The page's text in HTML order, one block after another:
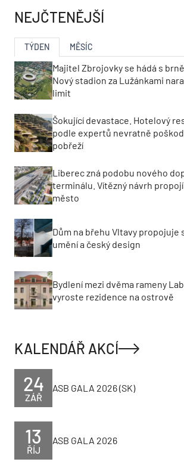
NEJČTENĚJŠÍ
TÝDEN MĚSÍC
Majitel Zbrojovky se hádá s
Nový stadion za Lužánkami
limit
Šokující devastace. Hotelový
podle expertů nevratně
pobřeží
Liberec zná podobu nového
terminálu. Vítězný návrh
město
Dům na břehu Vltavy propojuje
umění a český design
Bydlení mezi dvěma rameny
vyroste rezidence na ostrově
KALENDÁŘ AKCÍ
ZÁŘ
24 ASB GALA 2026 (SK)
ŘÍJ
13 ASB GALA 2026